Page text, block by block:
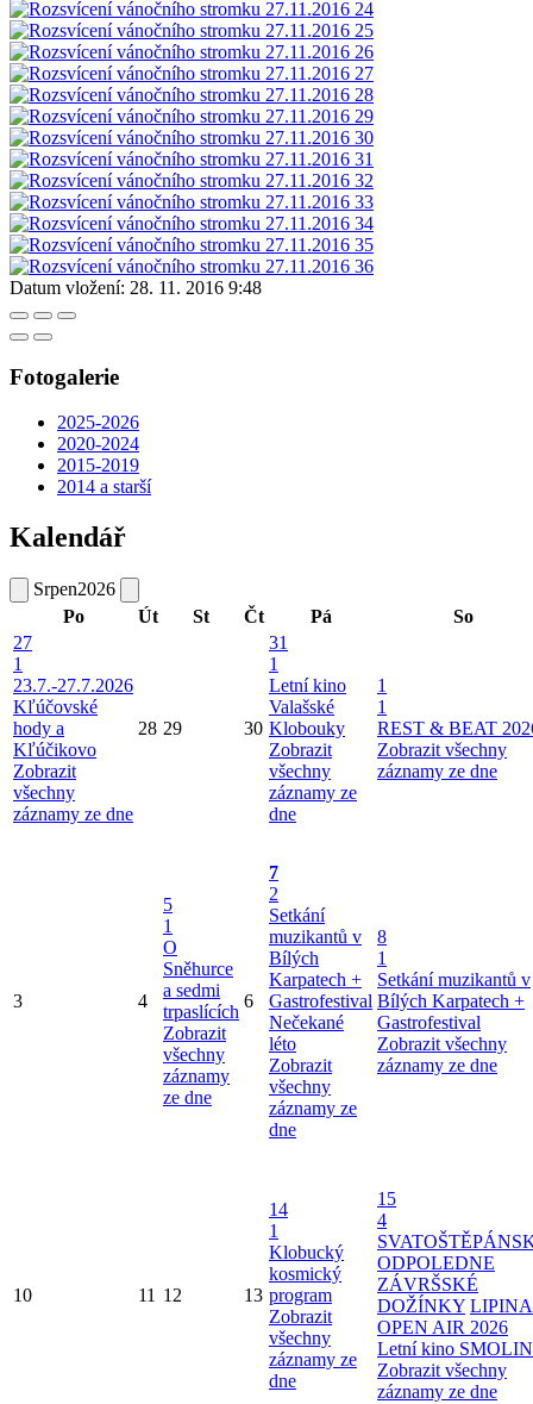
Datum vložení: 28. 11. 2016 9:48
Fotogalerie
2025-2026
2020-2024
2015-2019
2014 a starší
Kalendář
Srpen2026
Po
Út St Čt Pá
So
27
1
23.7.-27.7.2026
Kľúčovské
hody a
Kľúčikovo
Zobrazit
všechny
záznamy ze dne
28 29 30
31
1
Letní kino
Valašské
Klobouky
Zobrazit
všechny
záznamy ze
dne
1
1
REST & BEAT
Zobrazit všechny
záznamy ze dne
3 4
5
1
O
Sněhurce
a sedmi
trpaslících
Zobrazit
všechny
záznamy
ze dne
6
7
2
Setkání
muzikantů v
Bílých
Karpatech +
Gastrofestival
Nečekané
léto
Zobrazit
všechny
záznamy ze
dne
8
1
Setkání muzikantů v
Bílých Karpatech +
Gastrofestival
Zobrazit všechny
záznamy ze dne
10 11 12 13
14
1
Klobucký
kosmický
program
Zobrazit
všechny
záznamy ze
dne
15
4
ODPOLEDNE
ZÁVRŠSKÉ
DOŽÍNKY LIPINA
OPEN AIR 2026
Letní kino
Zobrazit všechny
záznamy ze dne